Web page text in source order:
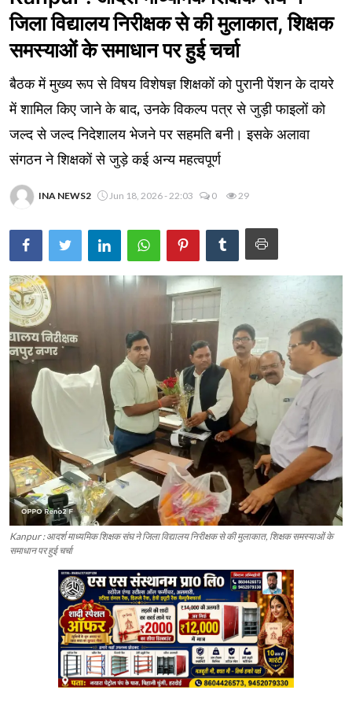
जिला विद्यालय निरीक्षक से की मुलाकात, शिक्षक
समस्याओं के समाधान पर हुई चर्चा
बैठक में मुख्य रूप से विषय विशेषज्ञ शिक्षकों को पुरानी पेंशन के दायरे
में शामिल किए जाने के बाद, उनके विकल्प पत्र से जुड़ी फाइलों को
जल्द से जल्द निदेशालय भेजने पर सहमति बनी। इसके अलावा
संगठन ने शिक्षकों से जुड़े कई अन्य महत्वपूर्ण
INA NEWS2 Jun 18, 2026 - 22:03 0 29
Kanpur : आदर्श माध्यमिक शिक्षक संघ ने जिला विद्यालय निरीक्षक से की मुलाकात, शिक्षक समस्याओं के
समाधान पर हुई चर्चा